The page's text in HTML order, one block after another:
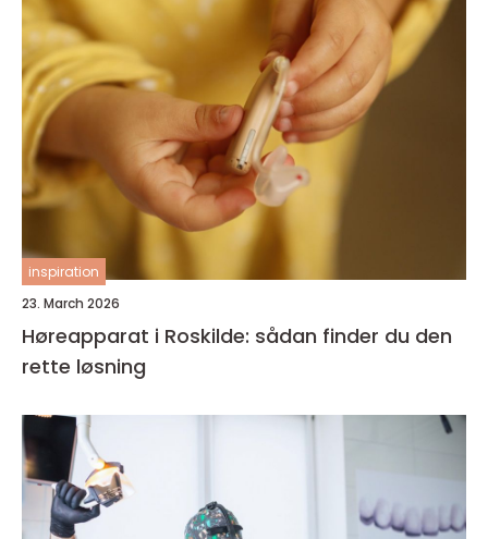
inspiration
23. March 2026
Høreapparat i Roskilde: sådan finder du den
rette løsning